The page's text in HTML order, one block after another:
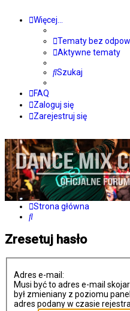
Więcej…
Tematy bez
Aktywne tematy
Szukaj
FAQ
Zaloguj się
Zarejestruj się
Strona główna
Szukaj
Zresetuj hasło
Adres e-mail:
Musi być to adres e-mail
był zmieniany z poziomu
adres podany w czasie